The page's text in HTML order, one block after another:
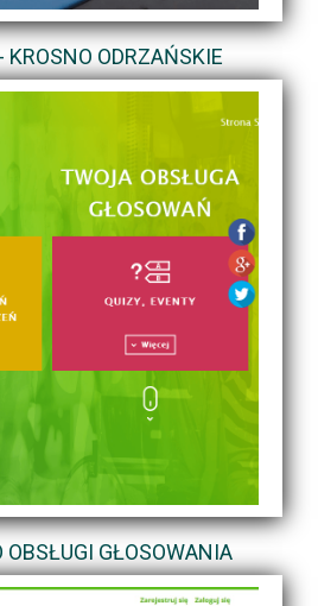
KROSNO ODRZAŃSKIE
OBSŁUGI GŁOSOWANIA